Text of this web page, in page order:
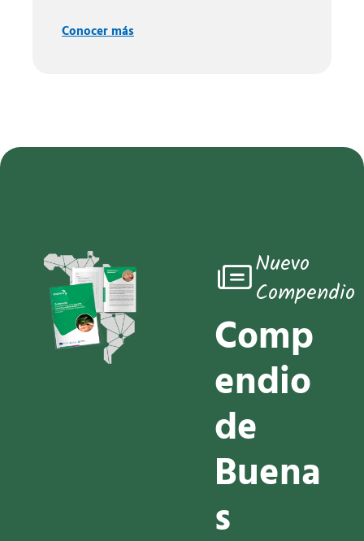
Conocer más
Nuevo
Compendio
Comp
endio
de
Buena
s